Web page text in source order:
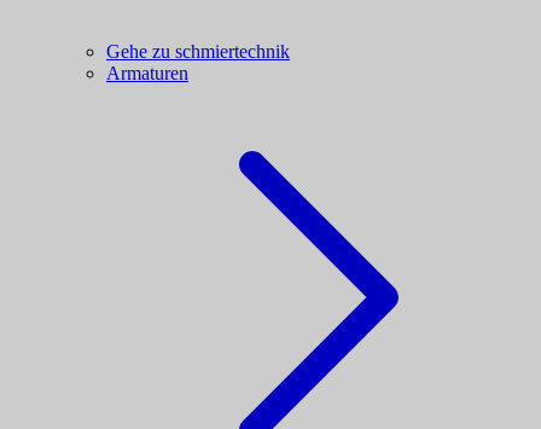
Gehe zu schmiertechnik
Armaturen